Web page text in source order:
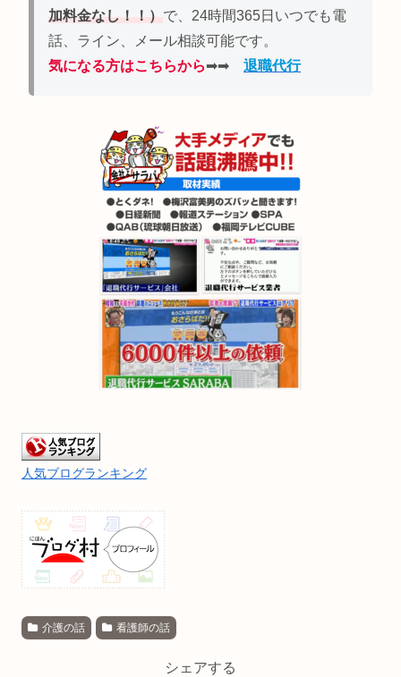
加料金なし！！） で、24時間365日いつでも電
話、ライン、メール相談可能です。
気になる方はこちらから➡➡ 退職代行
人気ブログランキング
介護の話 看護師の話
シェアする